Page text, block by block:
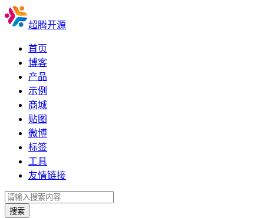
超腾开源
首页
博客
产品
示例
商城
贴图
微博
标签
工具
友情链接
搜索